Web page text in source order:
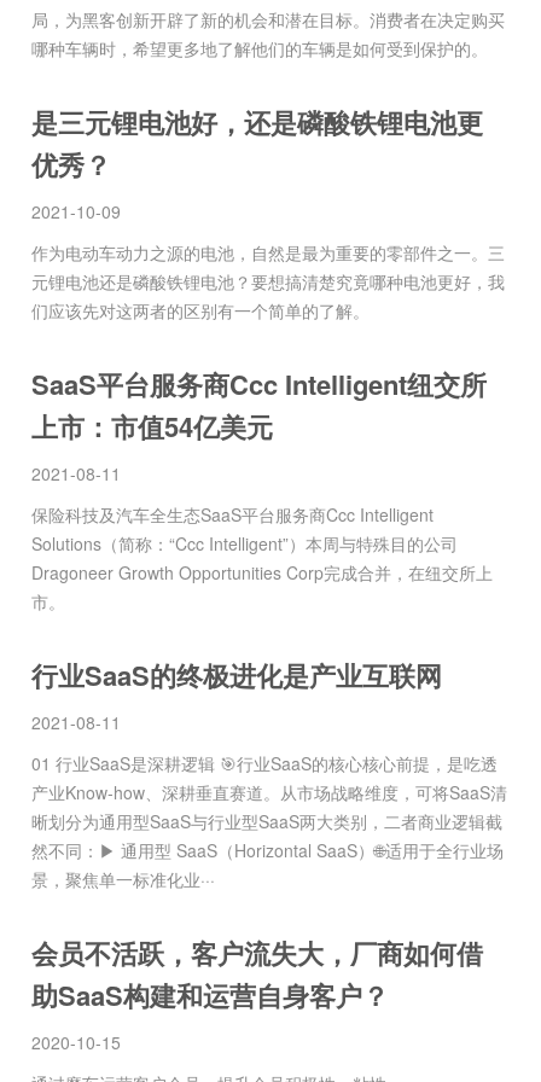
局，为黑客创新开辟了新的机会和潜在目标。消费者在决定购买
哪种车辆时，希望更多地了解他们的车辆是如何受到保护的。
是三元锂电池好，还是磷酸铁锂电池更
优秀？
2021-10-09
作为电动车动力之源的电池，自然是最为重要的零部件之一。三
元锂电池还是磷酸铁锂电池？要想搞清楚究竟哪种电池更好，我
们应该先对这两者的区别有一个简单的了解。
SaaS平台服务商Ccc Intelligent纽交所
上市：市值54亿美元
2021-08-11
保险科技及汽车全生态SaaS平台服务商Ccc Intelligent
Solutions（简称：“Ccc Intelligent”）本周与特殊目的公司
Dragoneer Growth Opportunities Corp完成合并，在纽交所上
市。
行业SaaS的终极进化是产业互联网
2021-08-11
01 行业SaaS是深耕逻辑 🎯行业SaaS的核心核心前提，是吃透
产业Know-how、深耕垂直赛道。从市场战略维度，可将SaaS清
晰划分为通用型SaaS与行业型SaaS两大类别，二者商业逻辑截
然不同：▶ 通用型 SaaS（Horizontal SaaS）🌐适用于全行业场
景，聚焦单一标准化业···
会员不活跃，客户流失大，厂商如何借
助SaaS构建和运营自身客户？
2020-10-15